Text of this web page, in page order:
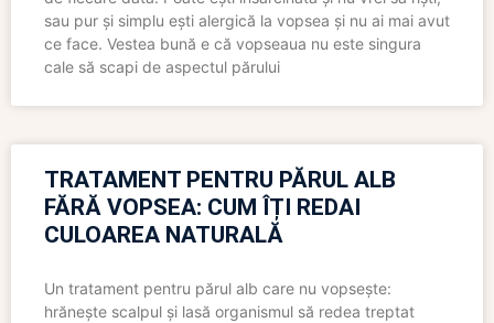
sau pur și simplu ești alergică la vopsea și nu ai mai avut
ce face. Vestea bună e că vopseaua nu este singura
cale să scapi de aspectul părului
TRATAMENT PENTRU PĂRUL ALB
FĂRĂ VOPSEA: CUM ÎȚI REDAI
CULOAREA NATURALĂ
Un tratament pentru părul alb care nu vopsește:
hrănește scalpul și lasă organismul să redea treptat